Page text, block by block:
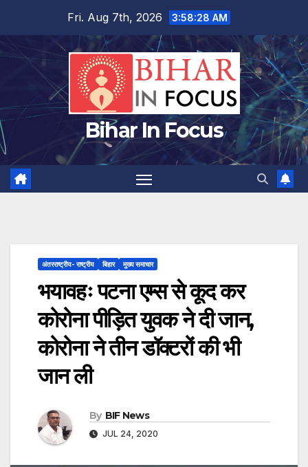
content
Fri. Aug 7th, 2026 3:58:29 AM
Bihar In Focus
अंतरराष्ट्रीय- राष्ट्रीय बिहार मुख्य समाचार
भयावहः पटना एम्स से कूद कर
कोरोना पीड़ित युवक ने दी जान,
कोरोना ने तीन डॉक्टरों की भी
जान ली
By BIF News
JUL 24, 2020